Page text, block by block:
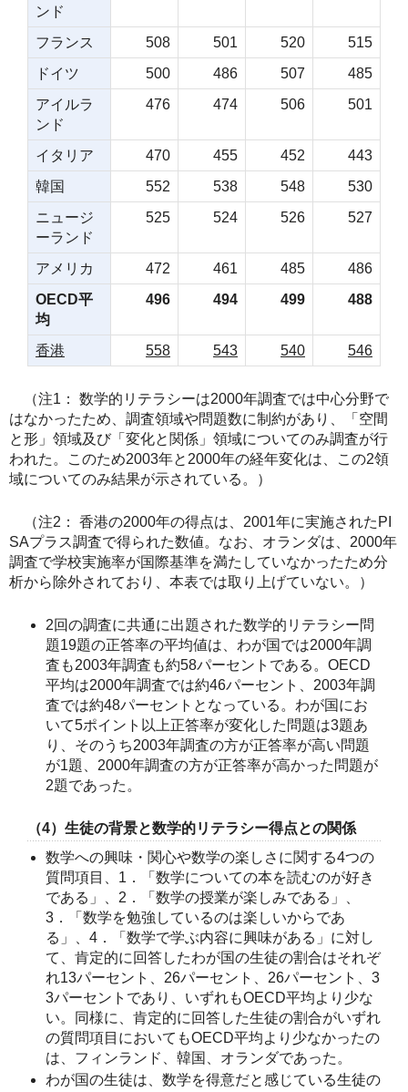
ンド
フランス 508 501 520
515
ドイツ
500 486 507
485
アイルラ
ンド
476 474 506 501
イタリア 470 455 452
443
韓国
552 538 548
530
ニュージ
ーランド
525 524 526 527
アメリカ 472 461 485
486
OECD平
均
496 494 499 488
香港 558 543 540 546
（注1： 数学的リテラシーは2000年調査では中心分野で
はなかったため、調査領域や問題数に制約があり、「空間
と形」領域及び「変化と関係」領域についてのみ調査が行
われた。このため2003年と2000年の経年変化は、この2領
域についてのみ結果が示されている。）
（注2： 香港の2000年の得点は、2001年に実施されたPI
SAプラス調査で得られた数値。なお、オランダは、2000年
調査で学校実施率が国際基準を満たしていなかったため分
析から除外されており、本表では取り上げていない。）
2回の調査に共通に出題された数学的リテラシー問
題19題の正答率の平均値は、わが国では2000年調
査も2003年調査も約58パーセントである。OECD
平均は2000年調査では約46パーセント、2003年調
査では約48パーセントとなっている。わが国にお
いて5ポイント以上正答率が変化した問題は3題あ
り、そのうち2003年調査の方が正答率が高い問題
が1題、2000年調査の方が正答率が高かった問題が
2題であった。
（4）生徒の背景と数学的リテラシー得点との関係
数学への興味・関心や数学の楽しさに関する4つの
質問項目、1．「数学についての本を読むのが好き
である」、2．「数学の授業が楽しみである」、
3．「数学を勉強しているのは楽しいからであ
る」、4．「数学で学ぶ内容に興味がある」に対し
て、肯定的に回答したわが国の生徒の割合はそれぞ
れ13パーセント、26パーセント、26パーセント、3
3パーセントであり、いずれもOECD平均より少な
い。同様に、肯定的に回答した生徒の割合がいずれ
の質問項目においてもOECD平均より少なかったの
は、フィンランド、韓国、オランダであった。
わが国の生徒は、数学を得意だと感じている生徒の